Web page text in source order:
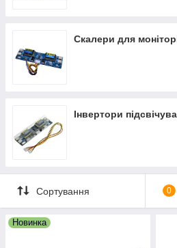
Скалери для
Інвертори
Сортування 0
Новинка